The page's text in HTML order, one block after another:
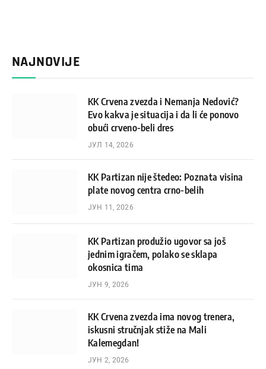
NAJNOVIJE
KK Crvena zvezda i Nemanja Nedović?
Evo kakva je situacija i da li će ponovo
obući crveno-beli dres
ЈУЛ 14, 2026
KK Partizan nije štedeo: Poznata visina
plate novog centra crno-belih
ЈУН 11, 2026
KK Partizan produžio ugovor sa još
jednim igračem, polako se sklapa
okosnica tima
ЈУН 9, 2026
KK Crvena zvezda ima novog trenera,
iskusni stručnjak stiže na Mali
Kalemegdan!
ЈУН 2, 2026